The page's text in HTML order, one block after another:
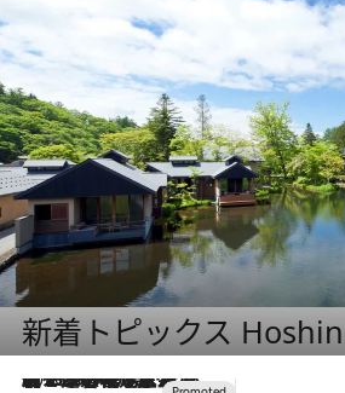
新着トピックス
2026.8.7
【トンボの足水浴】ヒノキの香りに包まれて涼感マックス！約13℃の湧水かけ流しを避暑地「星野温泉 トンボの湯」で体験